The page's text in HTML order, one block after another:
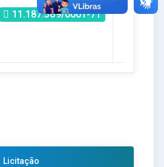
11.187.369/0001-71 Sim
Licitação